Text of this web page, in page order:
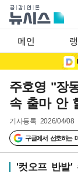
메인
주호영 "장
속 출마 안
기사등록 2026/04/08
구글에서 선호하는
'컷오프 반발'